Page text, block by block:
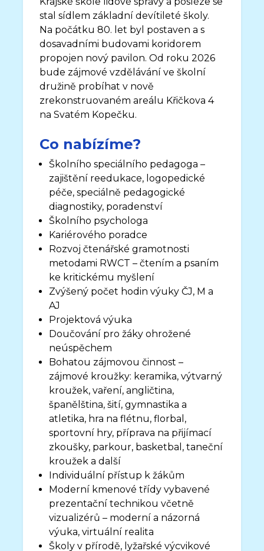
stal sídlem základní devítileté školy.
Na počátku 80. let byl postaven a s
dosavadními budovami koridorem
propojen nový pavilon. Od roku 2026
bude zájmové vzdělávání ve školní
družině probíhat v nově
zrekonstruovaném areálu Křičkova 4
na Svatém Kopečku.
Co nabízíme?
Školního speciálního pedagoga –
zajištění reedukace, logopedické
péče, speciálně pedagogické
diagnostiky, poradenství
Školního psychologa
Kariérového poradce
Rozvoj čtenářské gramotnosti
metodami RWCT – čtením a psaním
ke kritickému myšlení
Zvýšený počet hodin výuky ČJ, M a
AJ
Projektová výuka
Doučování pro žáky ohrožené
neúspěchem
Bohatou zájmovou činnost –
zájmové kroužky: keramika, výtvarný
kroužek, vaření, angličtina,
španělština, šití, gymnastika a
atletika, hra na flétnu, florbal,
sportovní hry, příprava na přijímací
zkoušky, parkour, basketbal, taneční
kroužek a další
Individuální přístup k žákům
Moderní kmenové třídy vybavené
prezentační technikou včetně
vizualizérů – moderní a názorná
výuka, virtuální realita
Školy v přírodě, lyžařské výcvikové